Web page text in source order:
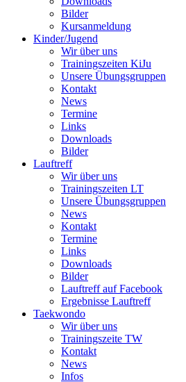
Bilder
Kursanmeldung
Kinder/Jugend
Wir über uns
Trainingszeiten KiJu
Unsere Übungsgruppen
Kontakt
News
Termine
Links
Downloads
Bilder
Lauftreff
Wir über uns
Trainingszeiten LT
Unsere Übungsgruppen
News
Kontakt
Termine
Links
Downloads
Bilder
Lauftreff auf Facebook
Ergebnisse Lauftreff
Taekwondo
Wir über uns
Trainingszeite TW
Kontakt
News
Infos